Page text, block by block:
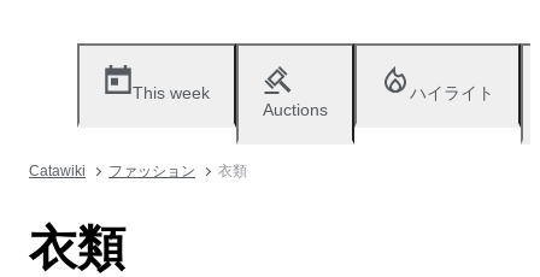
This week
Auctions
ハイライト
Catawiki ファッション 衣類
衣類